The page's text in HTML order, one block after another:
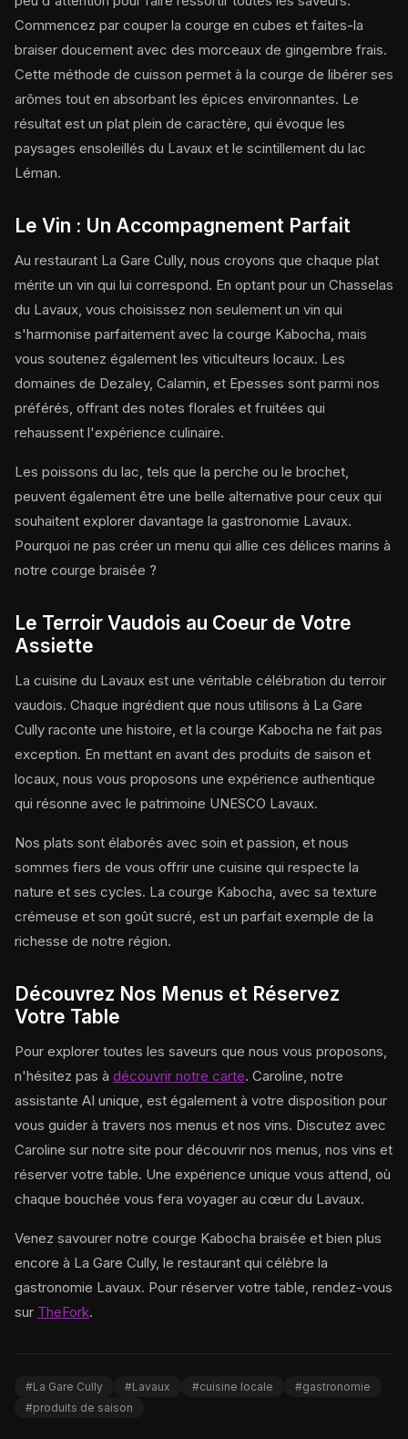
Commencez par couper la courge en cubes et faites-la
braiser doucement avec des morceaux de gingembre frais.
Cette méthode de cuisson permet à la courge de libérer ses
arômes tout en absorbant les épices environnantes. Le
résultat est un plat plein de caractère, qui évoque les
paysages ensoleillés du Lavaux et le scintillement du lac
Léman.
Le Vin : Un Accompagnement Parfait
Au restaurant La Gare Cully, nous croyons que chaque plat
mérite un vin qui lui correspond. En optant pour un Chasselas
du Lavaux, vous choisissez non seulement un vin qui
s'harmonise parfaitement avec la courge Kabocha, mais
vous soutenez également les viticulteurs locaux. Les
domaines de Dezaley, Calamin, et Epesses sont parmi nos
préférés, offrant des notes florales et fruitées qui
rehaussent l'expérience culinaire.
Les poissons du lac, tels que la perche ou le brochet,
peuvent également être une belle alternative pour ceux qui
souhaitent explorer davantage la gastronomie Lavaux.
Pourquoi ne pas créer un menu qui allie ces délices marins à
notre courge braisée ?
Le Terroir Vaudois au Coeur de Votre
Assiette
La cuisine du Lavaux est une véritable célébration du terroir
vaudois. Chaque ingrédient que nous utilisons à La Gare
Cully raconte une histoire, et la courge Kabocha ne fait pas
exception. En mettant en avant des produits de saison et
locaux, nous vous proposons une expérience authentique
qui résonne avec le patrimoine UNESCO Lavaux.
Nos plats sont élaborés avec soin et passion, et nous
sommes fiers de vous offrir une cuisine qui respecte la
nature et ses cycles. La courge Kabocha, avec sa texture
crémeuse et son goût sucré, est un parfait exemple de la
richesse de notre région.
Découvrez Nos Menus et Réservez
Votre Table
Pour explorer toutes les saveurs que nous vous proposons,
n'hésitez pas à découvrir notre carte. Caroline, notre
assistante AI unique, est également à votre disposition pour
vous guider à travers nos menus et nos vins. Discutez avec
Caroline sur notre site pour découvrir nos menus, nos vins et
réserver votre table. Une expérience unique vous attend, où
chaque bouchée vous fera voyager au cœur du Lavaux.
Venez savourer notre courge Kabocha braisée et bien plus
encore à La Gare Cully, le restaurant qui célèbre la
gastronomie Lavaux. Pour réserver votre table, rendez-vous
sur TheFork.
#La Gare Cully #Lavaux #cuisine locale
#gastronomie
#produits de saison